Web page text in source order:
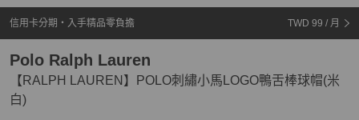
信用卡分期・入手精品零負擔 TWD 99 / 月
【RALPH LAUREN】POLO刺繡小馬LOGO鴨舌棒球帽(米
白)
Polo Ralph Lauren